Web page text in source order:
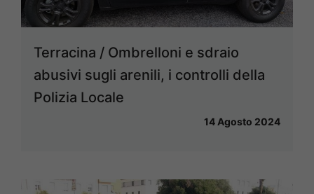
Terracina / Ombrelloni e sdraio
abusivi sugli arenili, i controlli della
Polizia Locale
14 Agosto 2024